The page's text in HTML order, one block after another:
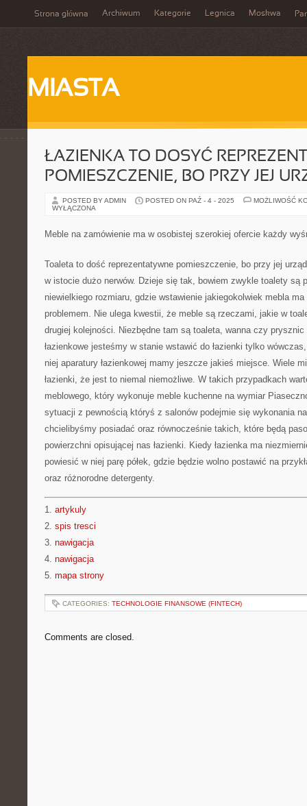
Strona główna Archiwum Kategorie Legnica Moskwa
MIASTA
ŁAZIENKA TO DOSYĆ
POMIESZCZENIE, BO PRZY JEJ
POSTED BY ADMIN POSTED ON PAŹ - 4 - 2025
MOŻLIWOŚĆ
WYŁĄCZONA
Meble na zamówienie ma w osobistej szerokiej ofercie każdy
Toaleta to dość reprezentatywne pomieszczenie, bo przy jej
w istocie dużo nerwów. Dzieje się tak, bowiem zwykle toalety są
niewielkiego rozmiaru, gdzie wstawienie jakiegokolwiek mebla
problemem. Nie ulega kwestii, że meble są rzeczami, jakie w
drugiej kolejności. Niezbędne tam są toaleta, wanna czy
łazienkowe jesteśmy w stanie wstawić do łazienki tylko
niej aparatury łazienkowej mamy jeszcze jakieś miejsce. Wiele
łazienki, że jest to niemal niemożliwe. W takich przypadkach
meblowego, który wykonuje meble kuchenne na wymiar
sytuacji z pewnością któryś z salonów podejmie się wykonania
chcielibyśmy posiadać oraz równocześnie takich, które będą
powierzchni opisującej nas łazienki. Kiedy łazienka ma
powiesić w niej parę półek, gdzie będzie wolno postawić na
oraz różnorodne detergenty.
1. artykuly
2. spis tresci
3. nawigacja
4. nawigacja
5. mapa strony
CATEGORIES: TECHNOLOGIE FINANSOWE (FINTECH)
Comments are closed.